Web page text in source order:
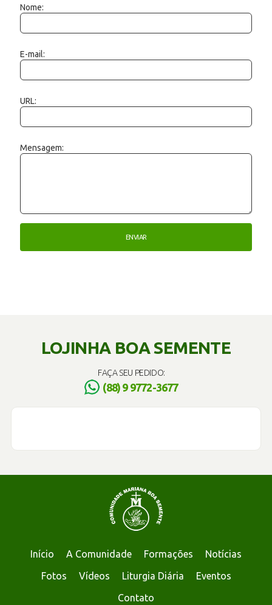
Nome:
E-mail:
URL:
Mensagem:
LOJINHA BOA SEMENTE
FAÇA SEU PEDIDO:
(88) 9 9772-3677
Início A Comunidade Formações
Notícias
Fotos
Vídeos Liturgia Diária
Eventos
Contato